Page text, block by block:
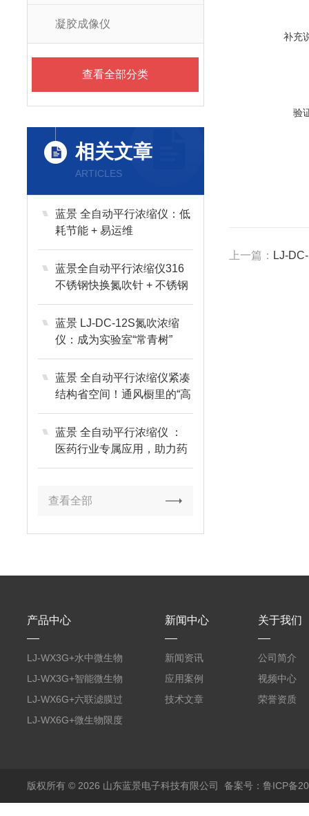
凝胶成像仪
查看全部分类
相关文章
ARTICLES
蓝景 全自动平行浓缩仪：低
耗节能 + 易运维
蓝景全自动平行浓缩仪316
不锈钢快换氮吹针 + 不锈钢
防腐水浴
蓝景 LJ-DC-12S氮吹浓缩
仪：成为实验室“常青树”
蓝景 全自动平行浓缩仪紧凑
结构省空间！通风橱里的“高
效小能手”
蓝景 全自动平行浓缩仪 ：
医药行业专属应用，助力药
品研发与检测
查看全部
补充
验
上一篇： LJ-
产品中心
LJ-WX3G+水中微生物
膜过滤装置
LJ-WX3G+智能微生物
限度仪
LJ-WX6G+六联滤膜过
滤器
LJ-WX6G+微生物限度
新闻中心
新闻资讯
应用案例
技术文章
关于我们
公司简介
视频中心
荣誉资质
版权所有 © 2026 山东蓝景电子科技有限公司 备案号：鲁ICP备